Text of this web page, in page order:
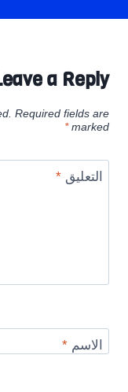
a Reply
Required fields are
marked
*
التعليق*
الاسم*